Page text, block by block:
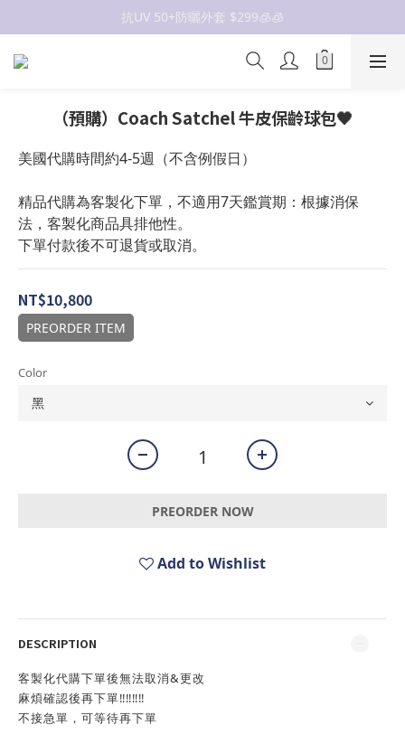
抗UV 50+防曬外套 $299🧊🧊
抗UV 50+防曬外套 $299🧊🧊
抗UV 50+防曬外套 $299🧊🧊
（預購）Coach Satchel 牛皮保齡球包🖤
美國代購時間約4-5週（不含例假日）
精品代購為客製化下單，不適用7天鑑賞期：根據消保
法，客製化商品具排他性。
下單付款後不可退貨或取消。
NT$10,800
PREORDER ITEM
Color
PREORDER NOW
Add to Wishlist
DESCRIPTION
客製化代購下單後無法取消&更改
麻煩確認後再下單‼️‼️‼️‼️
不接急單，可等待再下單